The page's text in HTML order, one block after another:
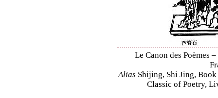
Le Canon des Poèmes
Alias Shijing, Shi Jing,
Classic of Poetry,